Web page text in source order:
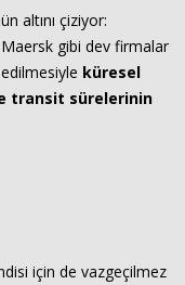
altını çiziyor:
gibi dev firmalar
küresel
transit sürelerinin
için de vazgeçilmez